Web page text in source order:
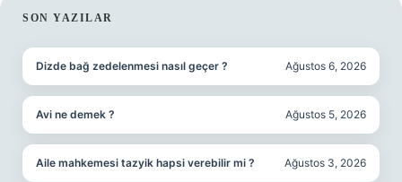
SIDEBAR
SON YAZILAR
Dizde bağ zedelenmesi nasıl geçer ? Ağustos 6, 2026
Avi ne demek ? Ağustos 5, 2026
Aile mahkemesi tazyik hapsi verebilir mi ? Ağustos 3, 2026